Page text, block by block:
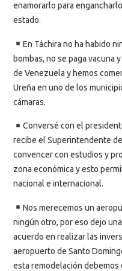
enamorarlo para
estado.
En Táchira no ha habido
bombas, no se paga vacuna
de Venezuela y hemos
Ureña en uno de los
cámaras.
Conversé con el
recibe el Superintendente
convencer con estudios y
zona económica y esto
nacional e internacional.
Nos merecemos un
ningún otro, por eso dejo
acuerdo en realizar las
aeropuerto de Santo
esta remodelación debemos